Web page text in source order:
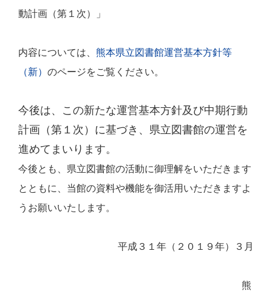
動計画（第１次）」
内容については、 熊本県立図書館運営基本方針等
（新） のページをご覧ください。
今後は、この新たな運営基本方針及び中期行動
計画（第１次）に基づき、県立図書館の運営を
進めてまいります。
今後とも、県立図書館の活動に御理解をいただきます
とともに、当館の資料や機能を御活用いただきますよ
うお願いいたします。
平成３１年（２０１９年）３月
熊